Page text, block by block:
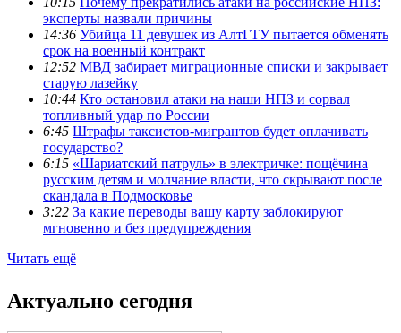
эксперты назвали причины
14:36 Убийца 11 девушек из АлтГТУ пытается обменять
срок на военный контракт
12:52 МВД забирает миграционные списки и закрывает
старую лазейку
10:44 Кто остановил атаки на наши НПЗ и сорвал
топливный удар по России
6:45 Штрафы таксистов-мигрантов будет оплачивать
государство?
6:15 «Шариатский патруль» в электричке: пощёчина
русским детям и молчание власти, что скрывают после
скандала в Подмосковье
3:22 За какие переводы вашу карту заблокируют
мгновенно и без предупреждения
Читать ещё
Актуально сегодня